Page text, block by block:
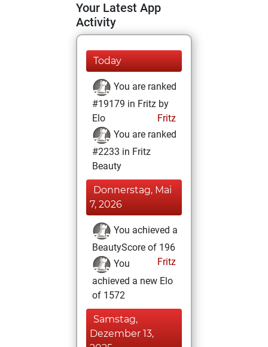
Your Latest App
Activity
Today
You are ranked
#19179 in Fritz by
Elo
Fritz
You are ranked
#2233 in Fritz
Beauty
Donnerstag, Mai
7, 2026
You achieved a
BeautyScore of 196
Fritz
You
achieved a new Elo
of 1572
Samstag,
Dezember 13,